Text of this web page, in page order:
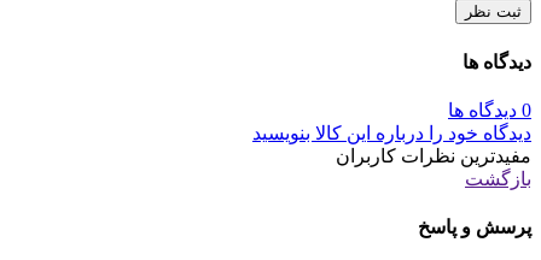
ثبت نظر
دیدگاه ها
0 دیدگاه ها
دیدگاه خود را درباره این کالا بنویسید
مفیدترین نظرات کاربران
بازگشت
پرسش و پاسخ